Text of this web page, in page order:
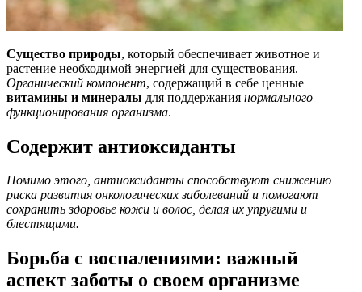
Существо природы, который обеспечивает животное и
растение необходимой энергией для существования.
Органический компонент, содержащий в себе ценные
витамины и минералы для поддержания нормального
функционирования организма.
Содержит антиоксиданты
Помимо этого, антиоксиданты способствуют снижению
риска развития онкологических заболеваний и помогают
сохранить здоровье кожи и волос, делая их упругими и
блестящими.
Борьба с воспалениями: важный
аспект заботы о своем организме